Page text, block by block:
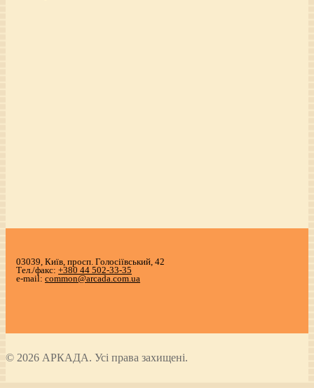
03039, Київ, просп. Голосіївський, 42
Тел./факс: +380 44 502-33-35
e-mail: common@arcada.com.ua
© 2026 АРКАДА. Усі права захищені.